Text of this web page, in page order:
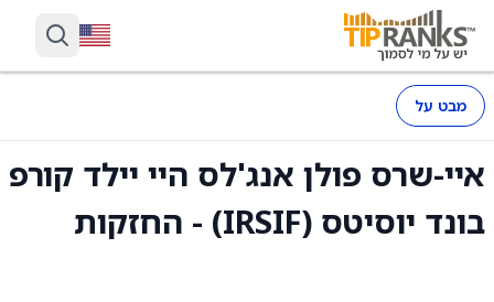
מבט על
איי-שרס פולן אנג'לס היי יילד קורפ
בונד יוסיטס (IRSIF) - החזקות